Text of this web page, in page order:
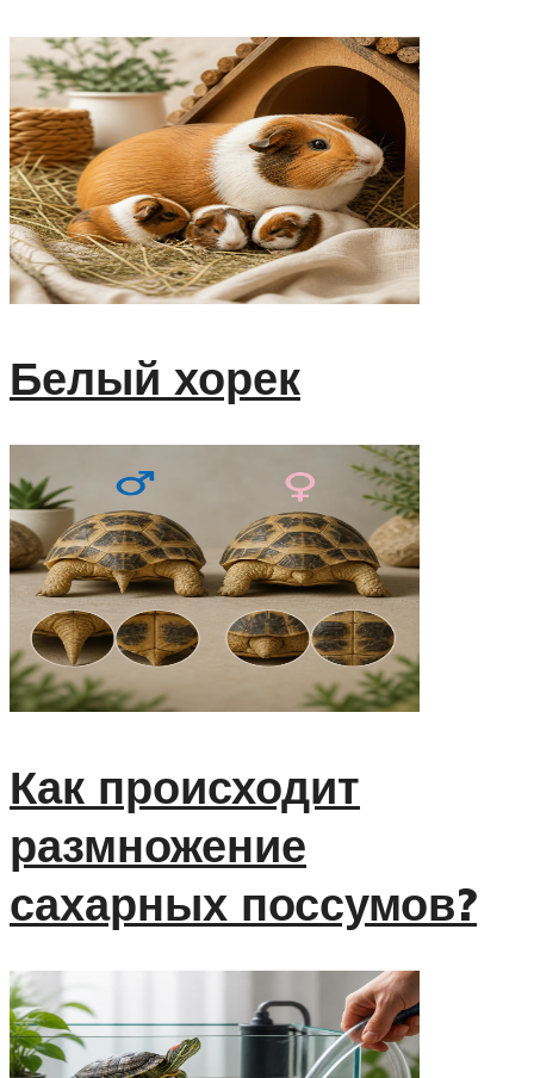
Белый хорек
Как происходит
размножение
сахарных поссумов?